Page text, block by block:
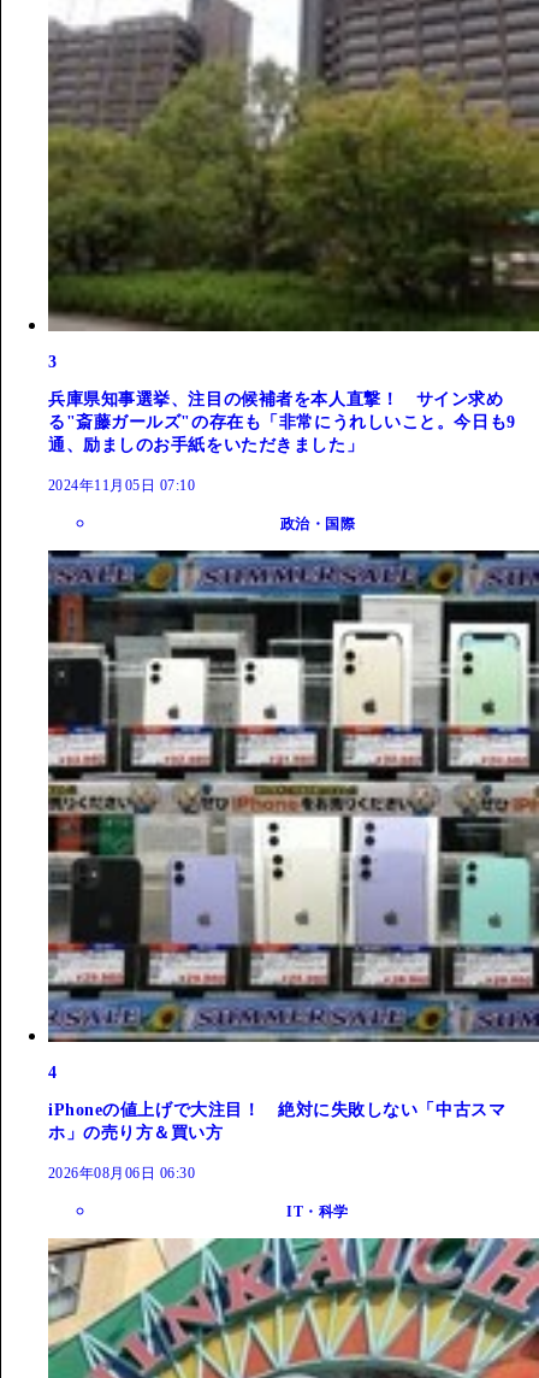
3
兵庫県知事選挙、注目の候補者を本人直撃！ サイン求め
る"斎藤ガールズ"の存在も「非常にうれしいこと。今日も9
通、励ましのお手紙をいただきました」
2024年11月05日 07:10
政治・国際
4
iPhoneの値上げで大注目！ 絶対に失敗しない「中古スマ
ホ」の売り方＆買い方
2026年08月06日 06:30
IT・科学